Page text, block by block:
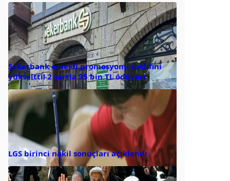
Şekerbank emekli promosyonu teklifini
yükseltti! 2 şartla 35 bin TL ödüyor!
LGS birinci nakil sonuçları açıklandı